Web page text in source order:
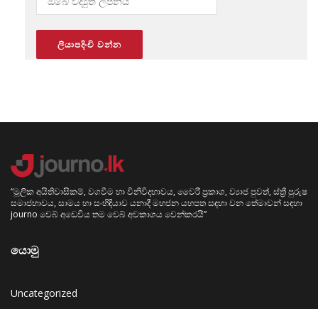
“මූලික අයිතිවාසිකම්, වගවීම හා විනිවිදභාවය, වෛරී ප්‍රකාශ, ව්‍යාජ පුවත්, ස්ත්‍රී පුරුෂ
සමාජභාවය, සාමය හා සංහිඳියාව යනාදී මහජන යහපත සඳහා වන තේමාවන් සඳහා
journo වෙබ් අඩෙවිය තම වෙබ් අවකාශය වෙන්කරයි”
යොමු
Uncategorized